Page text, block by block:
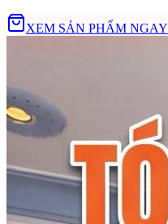
XEM SẢN PHẨM NGAY